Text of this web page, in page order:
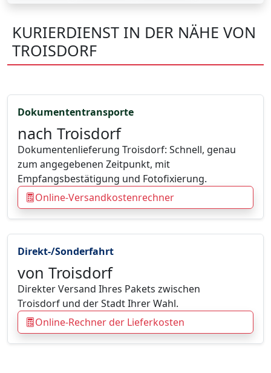
KURIERDIENST IN DER NÄHE VON
TROISDORF
Direkt-/Sonderfahrt
von Troisdorf
Direkter Versand Ihres Pakets zwischen
Troisdorf und der Stadt Ihrer Wahl.
Online-Rechner der Lieferkosten
Dokumententransporte
nach Troisdorf
Dokumentenlieferung Troisdorf: Schnell, genau
zum angegebenen Zeitpunkt, mit
Empfangsbestätigung und Fotofixierung.
Online-Versandkostenrechner